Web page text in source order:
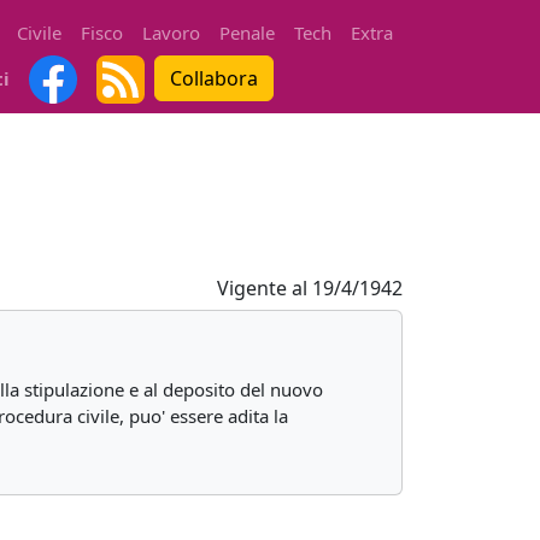
Civile Fisco Lavoro Penale Tech
Extra
Collabora
Vigente al 19/4/1942
stipulazione e al deposito del nuovo
civile, puo' essere adita la